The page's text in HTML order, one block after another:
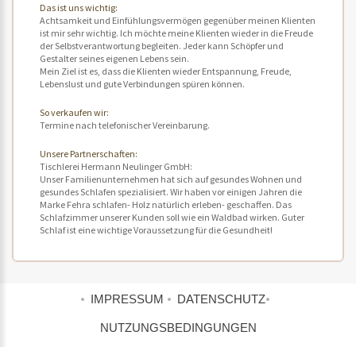
Das ist uns wichtig:
Achtsamkeit und Einfühlungsvermögen gegenüber meinen Klienten
ist mir sehr wichtig. Ich möchte meine Klienten wieder in die Freude
der Selbstverantwortung begleiten. Jeder kann Schöpfer und
Gestalter seines eigenen Lebens sein.
Mein Ziel ist es, dass die Klienten wieder Entspannung, Freude,
Lebenslust und gute Verbindungen spüren können.
So verkaufen wir:
Termine nach telefonischer Vereinbarung.
Unsere Partnerschaften:
Tischlerei Hermann Neulinger GmbH:
Unser Familienunternehmen hat sich auf gesundes Wohnen und
gesundes Schlafen spezialisiert. Wir haben vor einigen Jahren die
Marke Fehra schlafen- Holz natürlich erleben- geschaffen. Das
Schlafzimmer unserer Kunden soll wie ein Waldbad wirken. Guter
Schlaf ist eine wichtige Voraussetzung für die Gesundheit!
IMPRESSUM DATENSCHUTZ
NUTZUNGSBEDINGUNGEN